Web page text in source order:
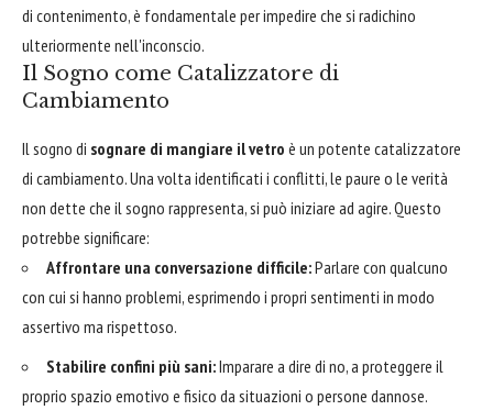
di contenimento, è fondamentale per impedire che si radichino
ulteriormente nell'inconscio.
Il Sogno come Catalizzatore di
Cambiamento
Il sogno di sognare di mangiare il vetro è un potente catalizzatore
di cambiamento. Una volta identificati i conflitti, le paure o le verità
non dette che il sogno rappresenta, si può iniziare ad agire. Questo
potrebbe significare:
Affrontare una conversazione difficile:Parlare con qualcuno
con cui si hanno problemi, esprimendo i propri sentimenti in modo
assertivo ma rispettoso.
Stabilire confini più sani:Imparare a dire di no, a proteggere il
proprio spazio emotivo e fisico da situazioni o persone dannose.